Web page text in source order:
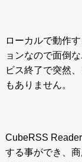
ローカルで動作
ョンなので面倒
ビス終了で突然
もありません。
CubeRSS
する事ができ、